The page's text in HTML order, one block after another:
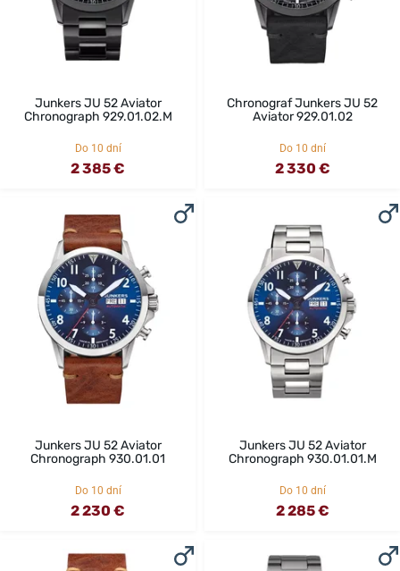
Junkers JU 52 Aviator
Chronograph 929.01.02.M
Do 10 dní
2 385 €
Chronograf Junkers JU 52
Aviator 929.01.02
Do 10 dní
2 330 €
Junkers JU 52 Aviator
Chronograph 930.01.01
Do 10 dní
2 230 €
Junkers JU 52 Aviator
Chronograph 930.01.01.M
Do 10 dní
2 285 €